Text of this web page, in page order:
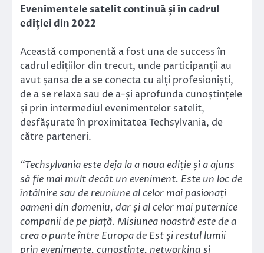
Evenimentele satelit continuă și în cadrul
ediției din 2022
Această componentă a fost una de success în
cadrul edițiilor din trecut, unde participanții au
avut șansa de a se conecta cu alți profesioniști,
de a se relaxa sau de a-și aprofunda cunoștințele
și prin intermediul evenimentelor satelit,
desfășurate în proximitatea Techsylvania, de
către parteneri.
“Techsylvania este deja la a noua ediție și a ajuns
să fie mai mult decât un eveniment. Este un loc de
întâlnire sau de reuniune al celor mai pasionați
oameni din domeniu, dar și al celor mai puternice
companii de pe piață. Misiunea noastră este de a
crea o punte între Europa de Est și restul lumii
prin evenimente, cunoștințe, networking și